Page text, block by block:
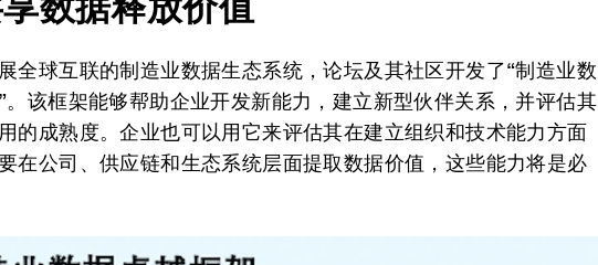
全球互联的制造业数据生态系统，论坛及其社区开发了“制造业数
。该框架能够帮助企业开发新能力，建立新型伙伴关系，并评估其
的成熟度。企业也可以用它来评估其在建立组织和技术能力方面
在公司、供应链和生态系统层面提取数据价值，这些能力将是必